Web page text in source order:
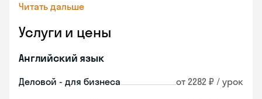
Читать дальше
Услуги и цены
Английский язык
Деловой - для бизнеса от 2282 ₽ / урок